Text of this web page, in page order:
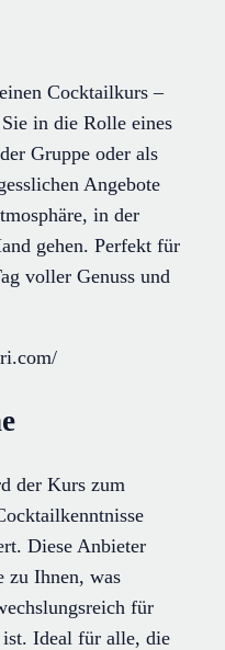
Cocktailkurs –
in die Rolle eines
Gruppe oder als
Angebote
in der
gehen. Perfekt für
voller Genuss und
der Kurs zum
Diese Anbieter
zu Ihnen, was
für
Ideal für alle, die